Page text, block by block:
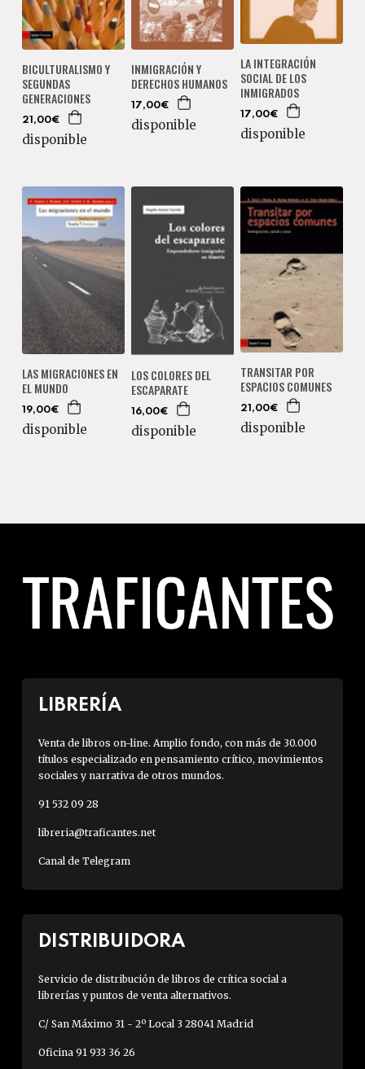
BICULTURALISMO Y
SEGUNDAS
GENERACIONES
21,00€
disponible
INMIGRACIÓN Y
DERECHOS HUMANOS
17,00€
disponible
LA INTEGRACIÓN
SOCIAL DE LOS
INMIGRADOS
17,00€
disponible
LAS MIGRACIONES EN
EL MUNDO
19,00€
disponible
LOS COLORES DEL
ESCAPARATE
16,00€
disponible
TRANSITAR POR
ESPACIOS COMUNES
21,00€
disponible
LIBRERÍA
Venta de libros on-line. Amplio fondo, con más de 30.000
títulos especializado en pensamiento crítico, movimientos
sociales y narrativa de otros mundos.
91 532 09 28
libreria@traficantes.net
Canal de Telegram
DISTRIBUIDORA
Servicio de distribución de libros de crítica social a
librerías y puntos de venta alternativos.
C/ San Máximo 31 - 2º Local 3 28041 Madrid
Oficina 91 933 36 26